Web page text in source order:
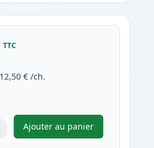
TTC
12,50 € /ch.
pour ajuster
Ajouter au panier
,Canon PGI-580XXL